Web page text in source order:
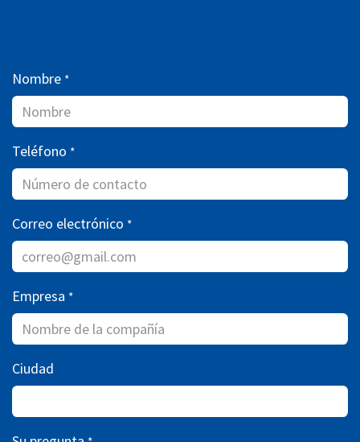
Nombre *
Teléfono *
Correo electrónico *
Empresa *
Ciudad